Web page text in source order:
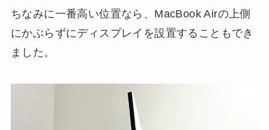
ちなみに一番高い位置なら、MacBook Airの上側
にかぶらずにディスプレイを設置することもでき
ました。